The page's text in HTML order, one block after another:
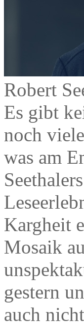
Robert
Es gibt
noch
was am
Kargheit
Mosaik
gestern
auch